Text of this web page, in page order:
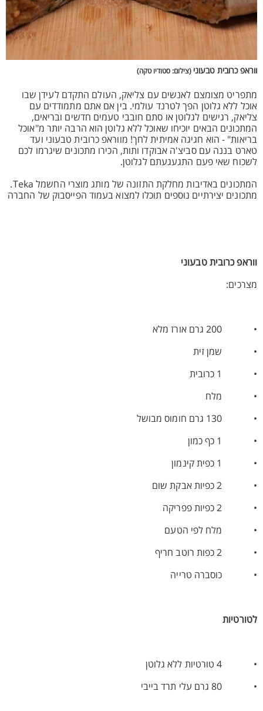
ווראפ כרובית טבעוני (צילום: סטודיו טקה)
מתפריט מצומצם לאנשים עם צליאק, העולם התקדם לעידן שבו
אוכל ללא גלוטן הפך לטרנד עולמי. בין אם אתם מתמודדים עם
צליאק, רגישים לגלוטן או סתם חובבי טעמים חדשים ובריאים,
המתכונים הבאים יוכיחו שאוכל ללא גלוטן הוא הרבה יותר מ"אוכל
בריאות" - הוא חגיגה אמיתית לחך! מווראפ כרובית טבעוני ועד
טארט בננה עם סביצ'ה אבוקדו ותות, הכירו מתכונים שיגרמו לכם
לשכוח שאי פעם התגעגעתם לגלוטן.
המתכונים באדיבות מחלקת התזונה של מותג מוצרי החשמל Teka.
מתכונים יצירתיים נוספים תוכלו למצוא בעמוד הפייסבוק של החברה
ווראפ כרובית טבעוני
מצרכים:
• 200 גרם אורז מלא
• שמן זית
• 1 כרובית
• מלח
• 130 גרם חומוס מבושל
• 1 כף כמון
• 1 כפית קינמון
• 2 כפיות אבקת שום
• 2 כפיות פפריקה
• מלח לפי הטעם
• 2 כפות רוטב חריף
• כוסברה טרייה
לטורטיות
• 4 טורטיות ללא גלוטן
• 80 גרם עלי תרד בייבי